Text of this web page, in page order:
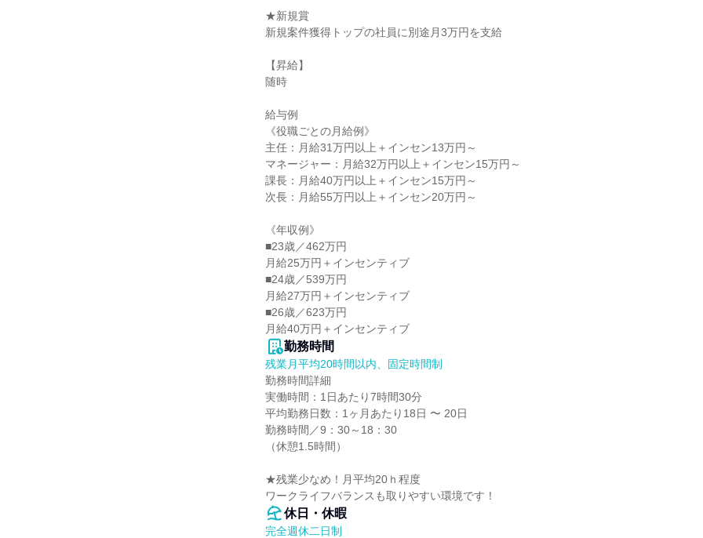
★新規賞
新規案件獲得トップの社員に別途月3万円を支給
【昇給】
随時
給与例
《役職ごとの月給例》
主任：月給31万円以上＋インセン13万円～
マネージャー：月給32万円以上＋インセン15万円～
課長：月給40万円以上＋インセン15万円～
次長：月給55万円以上＋インセン20万円～
《年収例》
■23歳／462万円
月給25万円＋インセンティブ
■24歳／539万円
月給27万円＋インセンティブ
■26歳／623万円
月給40万円＋インセンティブ
勤務時間
残業月平均20時間以内、固定時間制
勤務時間詳細
実働時間：1日あたり7時間30分
平均勤務日数：1ヶ月あたり18日 〜 20日
勤務時間／9：30～18：30
（休憩1.5時間）
★残業少なめ！月平均20ｈ程度
ワークライフバランスも取りやすい環境です！
休日・休暇
完全週休二日制